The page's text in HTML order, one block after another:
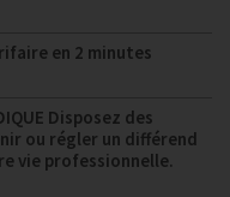
en 2 minutes
Disposez des
ou régler un différend
vie professionnelle.